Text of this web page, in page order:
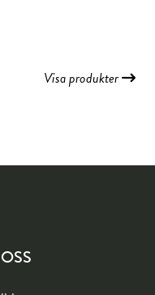
Visa produkter